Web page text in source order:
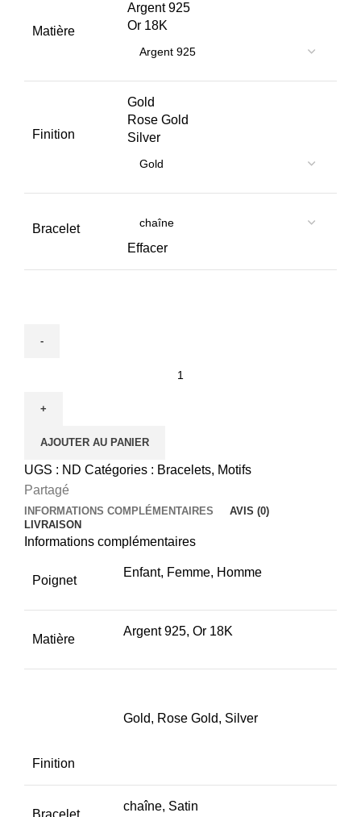
Matière
Argent 925
Or 18K
Finition
Gold
Rose Gold
Silver
Bracelet
Effacer
AJOUTER AU PANIER
UGS : ND Catégories : Bracelets, Motifs
Partagé
INFORMATIONS COMPLÉMENTAIRES
AVIS (0)
LIVRAISON
Informations complémentaires
Poignet
Enfant, Femme, Homme
Matière
Argent 925, Or 18K
Finition
Gold, Rose Gold, Silver
Bracelet
chaîne, Satin